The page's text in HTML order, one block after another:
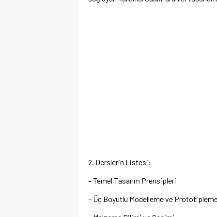
2. Derslerin Listesi:
– Temel Tasarım Prensipleri
– Üç Boyutlu Modelleme ve